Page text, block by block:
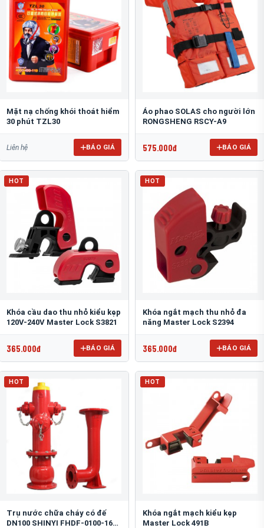
Mặt nạ chống khói thoát hiểm
30 phút TZL30
Liên hệ BÁO GIÁ
Áo phao SOLAS cho người lớn
RONGSHENG RSCY-A9
575.000đ BÁO GIÁ
HOT
Khóa cầu dao thu nhỏ kiểu kẹp
120V-240V Master Lock S3821
365.000đ BÁO GIÁ
HOT
Khóa ngắt mạch thu nhỏ đa
năng Master Lock S2394
365.000đ BÁO GIÁ
HOT
Trụ nước chữa cháy có đế
DN100 SHINYI FHDF-0100-16-
HOT
Khóa ngắt mạch kiểu kẹp
Master Lock 491B